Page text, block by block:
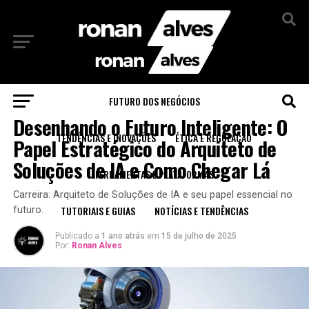
FUTURO DOS NEGÓCIOS
TENDÊNCIAS E INOVAÇÕES ÉTICA E REGULAÇÃO
FERRAMENTAS E PLATAFORMAS
TUTORIAIS E GUIAS NOTÍCIAS E TENDÊNCIAS
RECURSOS EDUCACIONAIS
Desenhando o Futuro Inteligente: O
Papel Estratégico do Arquiteto de
Soluções de IA e Como Chegar Lá
Carreira: Arquiteto de Soluções de IA e seu papel essencial no
futuro.
Publicado a 1 ano atrás em 15 de julho de 2025
Por: Ronan Alves
Sair da versão mobile